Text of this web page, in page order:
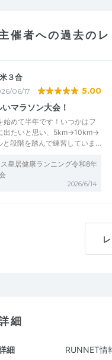
催者への過去のレ
３合
06/17 5.00
マラソン大会！
始めて半年です！いつかはフ
出たいと思い、5km→10km→
段階を踏んで練習していま…
皇居健康ランニング令和8年
2026/6/14
細
細 RUNNET情